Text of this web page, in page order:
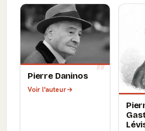
Pierre Daninos
Voir l'auteur